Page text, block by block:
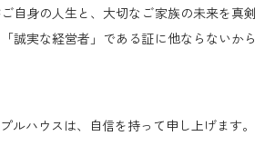
自身の人生と、大切なご家族の未来を真剣
誠実な経営者」である証に他ならないから
ルハウスは、自信を持って申し上げます。